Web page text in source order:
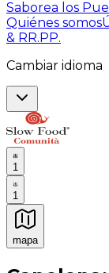
Saborea los
Quiénes somos
& RR.PP.
Cambiar idioma
1
1
mapa